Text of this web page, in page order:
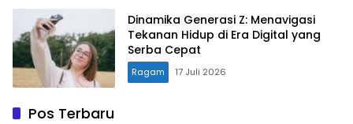
Dinamika Generasi Z: Menavigasi
Tekanan Hidup di Era Digital yang
Serba Cepat
Ragam 17 Juli 2026
Pos Terbaru